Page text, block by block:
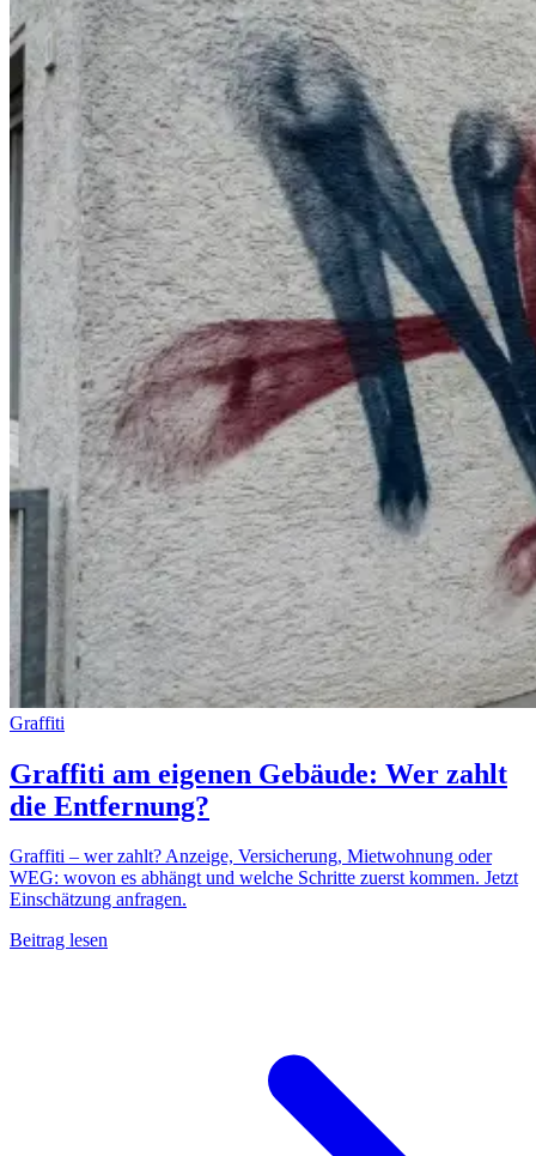
Graffiti
Graffiti am eigenen Gebäude: Wer zahlt
die Entfernung?
Graffiti – wer zahlt? Anzeige, Versicherung, Mietwohnung oder
WEG: wovon es abhängt und welche Schritte zuerst kommen. Jetzt
Einschätzung anfragen.
Beitrag lesen